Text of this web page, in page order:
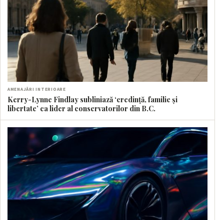
AMENAJĂRI INTERIOARE
Kerry-Lynne Findlay subliniază ‘credință, familie și
libertate’ ca lider al conservatorilor din B.C.